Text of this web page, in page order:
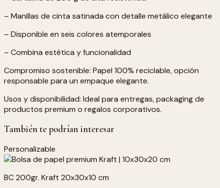
– Manillas de cinta satinada con detalle metálico elegante
– Disponible en seis colores atemporales
– Combina estética y funcionalidad
Compromiso sostenible: Papel 100% reciclable, opción
responsable para un empaque elegante.
Usos y disponibilidad: Ideal para entregas, packaging de
productos premium o regalos corporativos.
También te podrían interesar
Personalizable
BC 200gr. Kraft 20x30x10 cm